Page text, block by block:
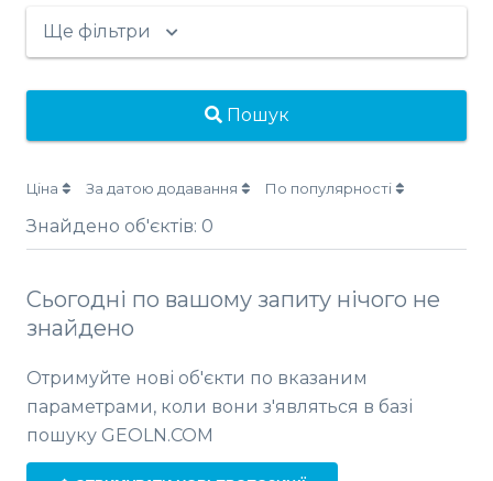
Ще фільтри
Пошук
Ціна За датою додавання По популярності
Знайдено об'єктів: 0
Сьогодні по вашому запиту нічого не
знайдено
Отримуйте нові об'єкти по вказаним
параметрами, коли вони з'являться в базі
пошуку GEOLN.COM